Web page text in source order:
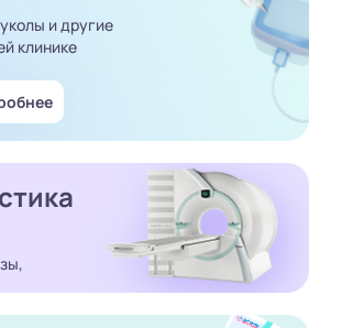
и другие
клинике